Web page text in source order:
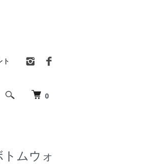
0
ト
ムウォ